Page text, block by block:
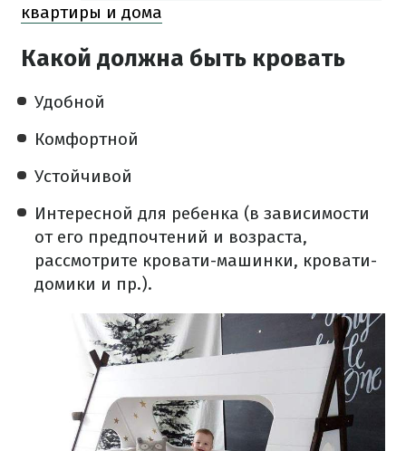
квартиры и дома
Какой должна быть кровать
Удобной
Комфортной
Устойчивой
Интересной для ребенка (в зависимости
от его предпочтений и возраста,
рассмотрите кровати-машинки, кровати-
домики и пр.).